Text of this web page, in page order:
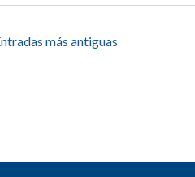
más antiguas